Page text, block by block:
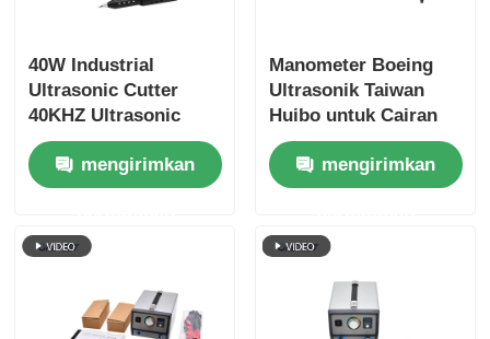
40W Industrial
Ultrasonic Cutter
40KHZ Ultrasonic
Knife Cutter UC-60N-
03
mengirimkan
Manometer Boeing
Ultrasonik Taiwan
Huibo untuk Cairan
Korosif
mengirimkan